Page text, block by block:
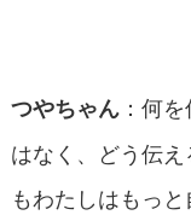
つやちゃん：何
はなく、どう伝
もわたしはもっ